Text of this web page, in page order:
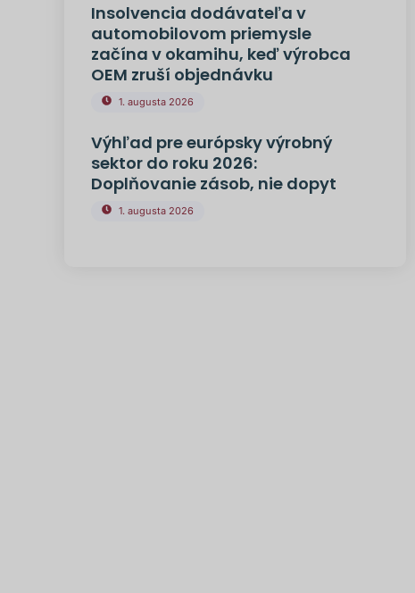
Insolvencia dodávateľa v
automobilovom priemysle
začína v okamihu, keď výrobca
OEM zruší objednávku
1. augusta 2026
Výhľad pre európsky výrobný
sektor do roku 2026:
Doplňovanie zásob, nie dopyt
1. augusta 2026